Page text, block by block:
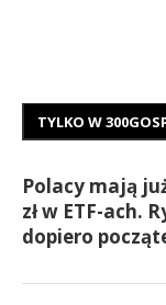
TYLKO W
Polacy mają
zł w ETF-ach.
dopiero